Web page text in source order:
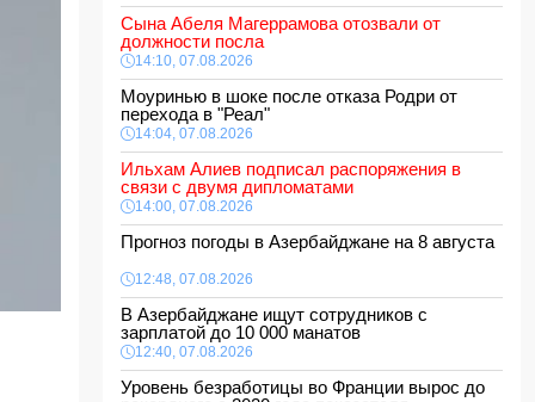
Сына Абеля Магеррамова отозвали от
должности посла
14:10, 07.08.2026
Моуринью в шоке после отказа Родри от
перехода в "Реал"
14:04, 07.08.2026
Ильхам Алиев подписал распоряжения в
связи с двумя дипломатами
14:00, 07.08.2026
Прогноз погоды в Азербайджане на 8 августа
12:48, 07.08.2026
В Азербайджане ищут сотрудников с
зарплатой до 10 000 манатов
12:40, 07.08.2026
Уровень безработицы во Франции вырос до